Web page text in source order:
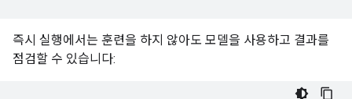
즉시 실행에서는 훈련을 하지 않아도 모델을 사용하고 결과를
점검할 수 있습니다: